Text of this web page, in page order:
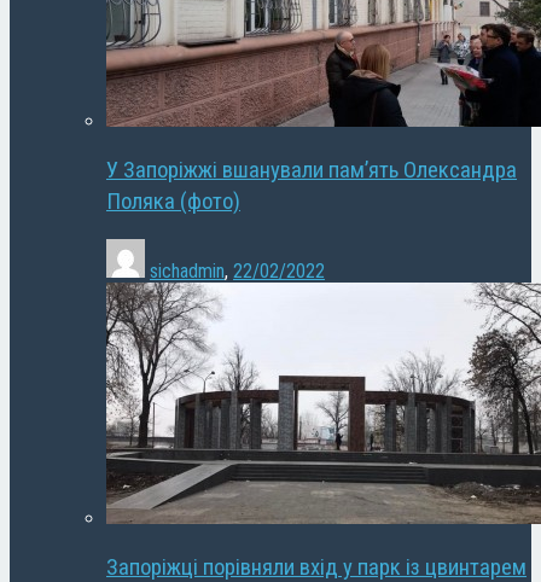
У Запоріжжі вшанували пам’ять Олександра
Поляка (фото)
sichadmin, 22/02/2022
Запоріжці порівняли вхід у парк із цвинтарем